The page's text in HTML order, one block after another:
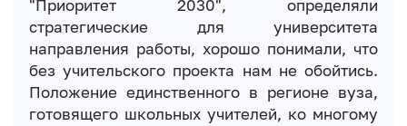
"Приоритет 2030", определяли
стратегические для университета
направления работы, хорошо понимали, что
без учительского проекта нам не обойтись.
Положение единственного в регионе вуза,
готовящего школьных учителей, ко многому